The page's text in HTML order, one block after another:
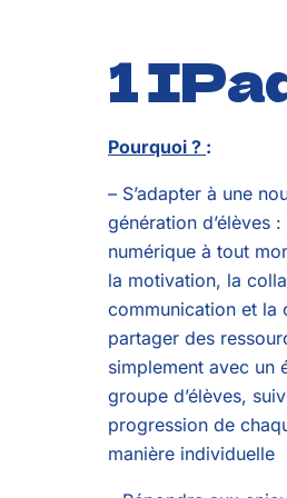
1
Pourquoi ? :
– S’adapter à une
génération d’élèves :
numérique à tout
la motivation, la
communication et la
partager des
simplement avec un
groupe d’élèves,
progression de
manière individuelle